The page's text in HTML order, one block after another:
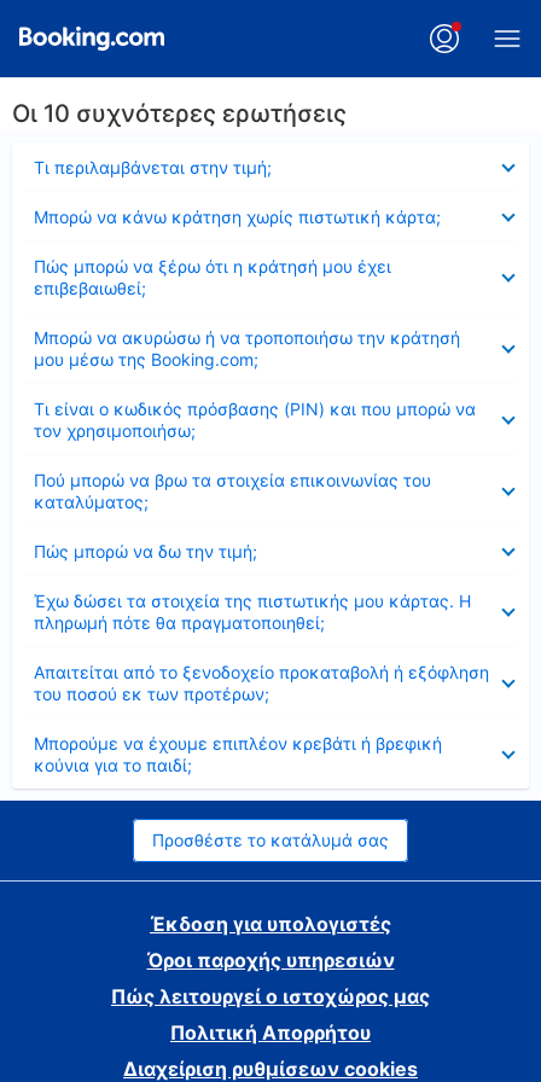
Οι 10 συχνότερες ερωτήσεις
Τι περιλαμβάνεται στην τιμή;
Μπορώ να κάνω κράτηση χωρίς πιστωτική κάρτα;
Πώς μπορώ να ξέρω ότι η κράτησή μου έχει
επιβεβαιωθεί;
Μπορώ να ακυρώσω ή να τροποποιήσω την κράτησή
μου μέσω της Booking.com;
Τι είναι ο κωδικός πρόσβασης (PIN) και που μπορώ να
τον χρησιμοποιήσω;
Πού μπορώ να βρω τα στοιχεία επικοινωνίας του
καταλύματος;
Πώς μπορώ να δω την τιμή;
Έχω δώσει τα στοιχεία της πιστωτικής μου κάρτας. Η
πληρωμή πότε θα πραγματοποιηθεί;
Απαιτείται από το ξενοδοχείο προκαταβολή ή εξόφληση
του ποσού εκ των προτέρων;
Μπορούμε να έχουμε επιπλέον κρεβάτι ή βρεφική
κούνια για το παιδί;
Προσθέστε το κατάλυμά σας
Έκδοση για υπολογιστές
Όροι παροχής υπηρεσιών
Πώς λειτουργεί ο ιστοχώρος μας
Πολιτική Απορρήτου
Διαχείριση ρυθμίσεων cookies